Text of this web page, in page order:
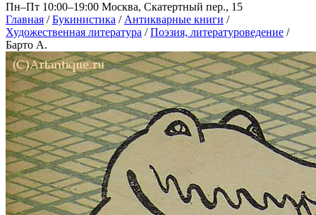
Пн–Пт 10:00–19:00 Москва, Скатертный пер., 15
Главная / Букинистика / Антикварные книги /
Художественная литература / Поэзия, литературоведение /
Барто А.